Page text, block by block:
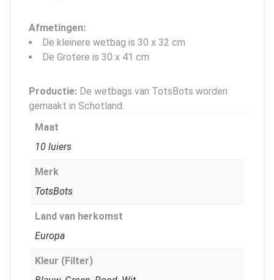
Afmetingen:
De kleinere wetbag is 30 x 32 cm
De Grotere is 30 x 41 cm
Productie: De wetbags van TotsBots worden
gemaakt in Schotland.
Maat
10 luiers
Merk
TotsBots
Land van herkomst
Europa
Kleur (Filter)